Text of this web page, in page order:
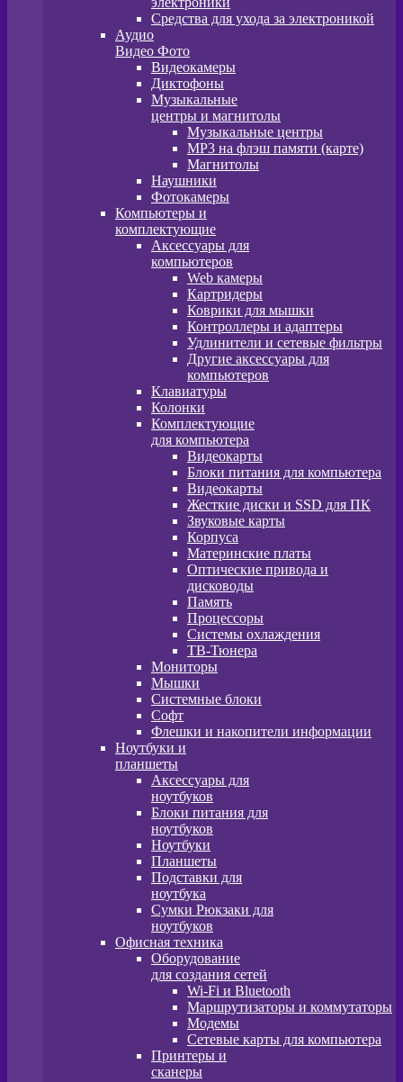
Средства для ухода за электроникой
Аудио
Видео Фото
Видеокамеры
Диктофоны
Музыкальные
центры и магнитолы
Музыкальные центры
MP3 на флэш памяти (карте)
Магнитолы
Наушники
Фотокамеры
Компьютеры и
комплектующие
Аксессуары для
компьютеров
Web камеры
Картридеры
Коврики для мышки
Контроллеры и адаптеры
Удлинители и сетевые фильтры
Другие аксессуары для
компьютеров
Клавиатуры
Колонки
Комплектующие
для компьютера
Видеокарты
Блоки питания для компьютера
Видеокарты
Жесткие диски и SSD для ПК
Звуковые карты
Корпуса
Материнские платы
Оптические привода и
дисководы
Память
Процессоры
Системы охлаждения
ТВ-Тюнера
Мониторы
Мышки
Системные блоки
Софт
Флешки и накопители информации
Ноутбуки и
планшеты
Аксессуары для
ноутбуков
Блоки питания для
ноутбуков
Ноутбуки
Планшеты
Подставки для
ноутбука
Сумки Рюкзаки для
ноутбуков
Офисная техника
Оборудование
для создания сетей
Wi-Fi и Bluetooth
Маршрутизаторы и коммутаторы
Модемы
Сетевые карты для компьютера
Принтеры и
сканеры